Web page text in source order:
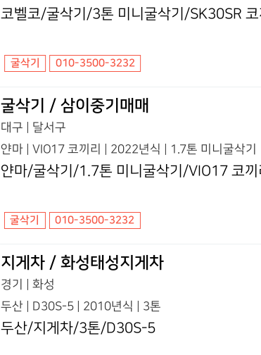
코벨코/굴삭기/3톤 미니굴삭기/SK30SR
굴삭기 010-3500-3232
굴삭기 / 삼이중기매매
대구 | 달서구
얀마 | VIO17 코끼리 | 2022년식 | 1.7톤 미니굴삭기
얀마/굴삭기/1.7톤 미니굴삭기/VIO17 코
굴삭기 010-3500-3232
지게차 / 화성태성지게차
경기 | 화성
두산 | D30S-5 | 2010년식 | 3톤
두산/지게차/3톤/D30S-5